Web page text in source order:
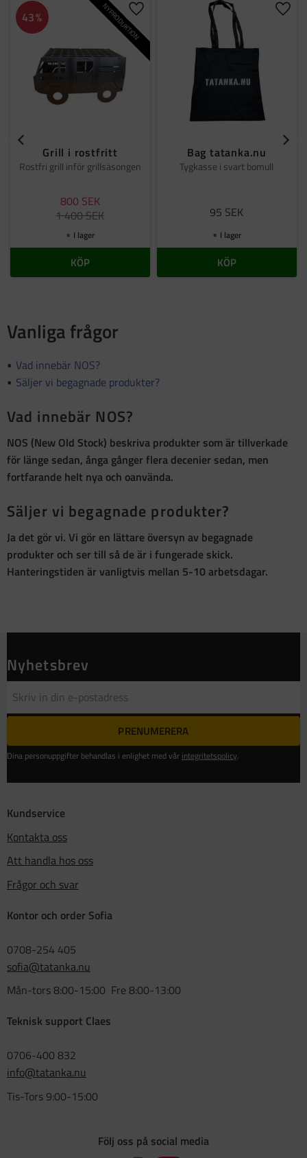
Grill i rostfritt
Rostfri grill inför grillsäsongen
800 SEK
1 400SEK
43% NYPRODUKTIONLägg till i favoriter
I lager
KÖP
Bag tatanka.nu
Tygkasse i svart bomull
95 SEK
I lager
KÖP
Vanliga frågor
Vad innebär NOS?
Säljer vi begagnade produkter?
Vad innebär NOS?
NOS (New Old Stock) beskriva produkter som ärtillverkade
för länge sedan, ånga gånger flera decenier sedan, men
fortfarande helt nya och oanvända.
Säljer vi begagnade produkter?
Ja det gör vi. Vi gör en lättare översyn av begagnade
produkter och ser till så de är i fungerade skick.
Hanteringstiden är vanligtvis mellan 5-10 arbetsdagar.
Nyhetsbrev
PRENUMERERA
Dina personuppgifter behandlas i enlighet med vår integritetspolicy.
Kundservice
Kontakta oss
Att handla hos oss
Frågor och svar
Kontor och order Sofia
0708-254 405
sofia@tatanka.nu
Mån-tors 8:00-15:00 Fre 8:00-13:00
Teknisk support Claes
0706-400 832
info@tatanka.nu
Tis-Tors 9:00-15:00
Följ oss på social media